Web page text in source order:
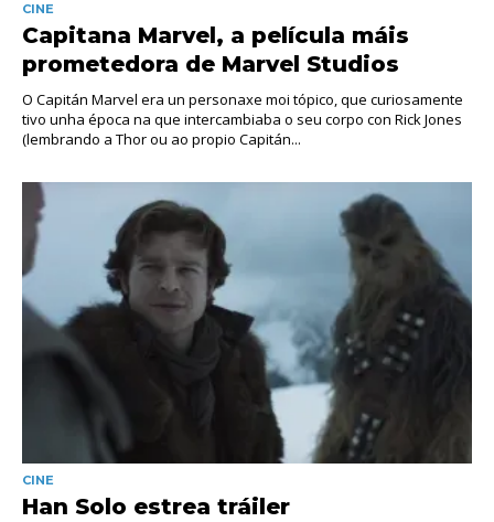
CINE
Capitana Marvel, a película máis
prometedora de Marvel Studios
O Capitán Marvel era un personaxe moi tópico, que curiosamente
tivo unha época na que intercambiaba o seu corpo con Rick Jones
(lembrando a Thor ou ao propio Capitán...
CINE
Han Solo estrea tráiler